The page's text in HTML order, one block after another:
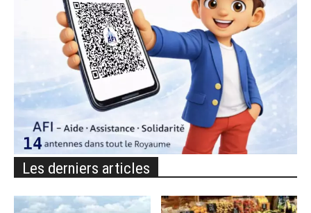
Les derniers articles